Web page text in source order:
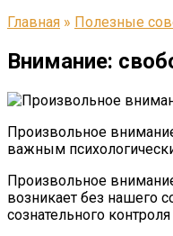
Главная » Полезные
Внимание:
Произвольное
важным
Произвольное
возникает без нашего
сознательного